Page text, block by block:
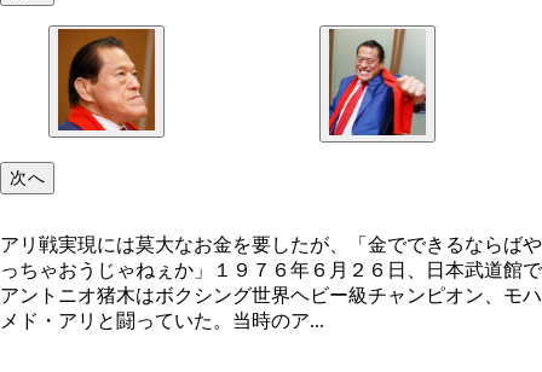
アリ戦実現には莫大なお金を要したが、「金でで
次へ
アリ戦実現には莫大なお金を要したが、「金でできるならばや
っちゃおうじゃねぇか」１９７６年６月２６日、日本武道館で
アントニオ猪木はボクシング世界ヘビー級チャンピオン、モハ
メド・アリと闘っていた。当時のア...